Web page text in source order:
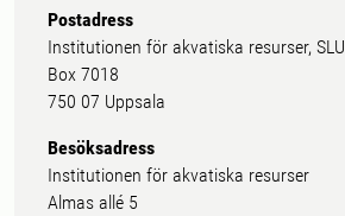
Postadress
Institutionen för akvatiska resurser, SLU
Box 7018
750 07 Uppsala
Besöksadress
Institutionen för akvatiska resurser
Almas allé 5